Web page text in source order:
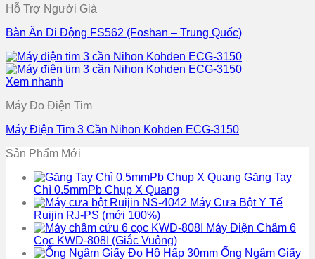
Hỗ Trợ Người Già
Bàn Ăn Di Động FS562 (Foshan – Trung Quốc)
Xem nhanh
Máy Đo Điện Tim
Máy Điện Tim 3 Cần Nihon Kohden ECG-3150
Sản Phẩm Mới
Găng Tay
Chì 0.5mmPb Chụp X Quang
Máy Cưa Bột Y Tế
Ruijin RJ-PS (mới 100%)
Máy Điện Châm 6
Cọc KWD-808I (Giắc Vuông)
Ống Ngậm Giấy